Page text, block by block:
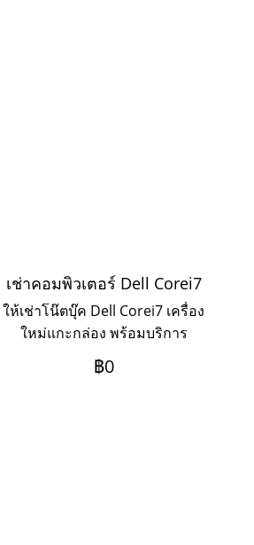
เช่าคอมพิวเตอร์ Dell Corei7
ให้เช่าโน๊ตบุ๊ค Dell Corei7 เครื่อง
ใหม่แกะกล่อง พร้อมบริการ
Onsite Service ระยะเช่า 3ปี
ชำระเป็นรายเดือน หากต้องการ
฿0